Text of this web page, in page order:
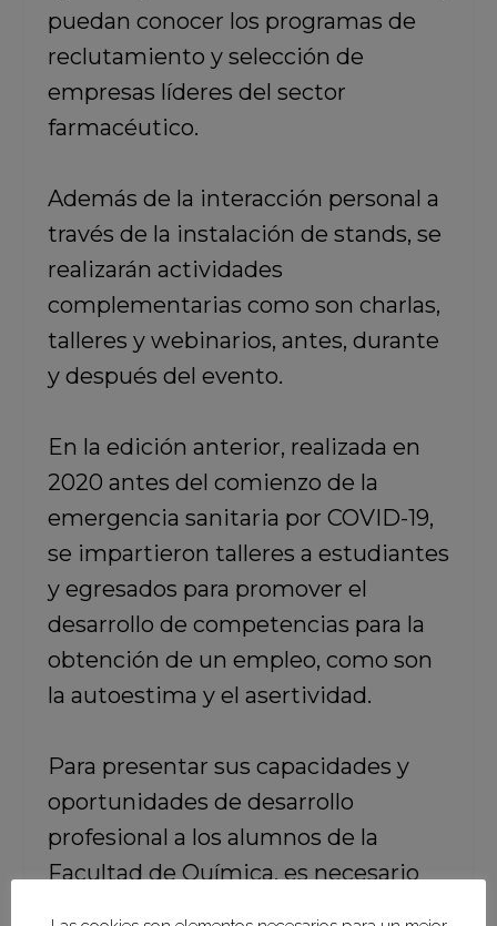
puedan conocer los programas de
reclutamiento y selección de
empresas líderes del sector
farmacéutico.
Además de la interacción personal a
través de la instalación de stands, se
realizarán actividades
complementarias como son charlas,
talleres y webinarios, antes, durante
y después del evento.
En la edición anterior, realizada en
2020 antes del comienzo de la
emergencia sanitaria por COVID-19,
se impartieron talleres a estudiantes
y egresados para promover el
desarrollo de competencias para la
obtención de un empleo, como son
la autoestima y el asertividad.
Para presentar sus capacidades y
oportunidades de desarrollo
profesional a los alumnos de la
Facultad de Química, es necesario